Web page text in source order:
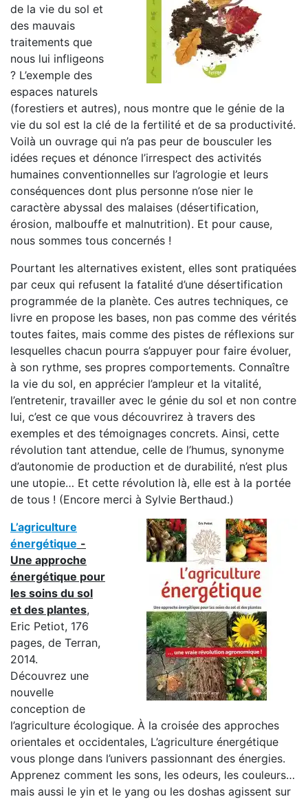
de la vie du sol et
des mauvais
traitements que
nous lui infligeons
? L’exemple des
espaces naturels
(forestiers et autres), nous montre que le génie de la
vie du sol est la clé de la fertilité et de sa productivité.
Voilà un ouvrage qui n’a pas peur de bousculer les
idées reçues et dénonce l’irrespect des activités
humaines conventionnelles sur l’agrologie et leurs
conséquences dont plus personne n’ose nier le
caractère abyssal des malaises (désertification,
érosion, malbouffe et malnutrition). Et pour cause,
nous sommes tous concernés !
Pourtant les alternatives existent, elles sont pratiquées
par ceux qui refusent la fatalité d’une désertification
programmée de la planète. Ces autres techniques, ce
livre en propose les bases, non pas comme des vérités
toutes faites, mais comme des pistes de réflexions sur
lesquelles chacun pourra s’appuyer pour faire évoluer,
à son rythme, ses propres comportements. Connaître
la vie du sol, en apprécier l’ampleur et la vitalité,
l’entretenir, travailler avec le génie du sol et non contre
lui, c’est ce que vous découvrirez à travers des
exemples et des témoignages concrets. Ainsi, cette
révolution tant attendue, celle de l’humus, synonyme
d’autonomie de production et de durabilité, n’est plus
une utopie… Et cette révolution là, elle est à la portée
de tous ! (Encore merci à Sylvie Berthaud.)
L’agriculture
énergétique -
Une approche
énergétique pour
les soins du sol
et des plantes,
Eric Petiot, 176
pages, de Terran,
2014.
Découvrez une
nouvelle
conception de
l’agriculture écologique. À la croisée des approches
orientales et occidentales, L’agriculture énergétique
vous plonge dans l’univers passionnant des énergies.
Apprenez comment les sons, les odeurs, les couleurs…
mais aussi le yin et le yang ou les doshas agissent sur